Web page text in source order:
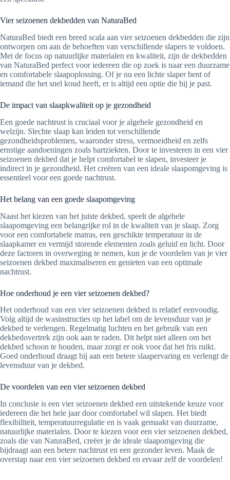
Vier seizoenen dekbedden van NaturaBed
NaturaBed biedt een breed scala aan vier seizoenen dekbedden die zijn
ontworpen om aan de behoeften van verschillende slapers te voldoen.
Met de focus op natuurlijke materialen en kwaliteit, zijn de dekbedden
van NaturaBed perfect voor iedereen die op zoek is naar een duurzame
en comfortabele slaapoplossing. Of je nu een lichte slaper bent of
iemand die het snel koud heeft, er is altijd een optie die bij je past.
De impact van slaapkwaliteit op je gezondheid
Een goede nachtrust is cruciaal voor je algehele gezondheid en
welzijn. Slechte slaap kan leiden tot verschillende
gezondheidsproblemen, waaronder stress, vermoeidheid en zelfs
ernstige aandoeningen zoals hartziekten. Door te investeren in een vier
seizoenen dekbed dat je helpt comfortabel te slapen, investeer je
indirect in je gezondheid. Het creëren van een ideale slaapomgeving is
essentieel voor een goede nachtrust.
Het belang van een goede slaapomgeving
Naast het kiezen van het juiste dekbed, speelt de algehele
slaapomgeving een belangrijke rol in de kwaliteit van je slaap. Zorg
voor een comfortabele matras, een geschikte temperatuur in de
slaapkamer en vermijd storende elementen zoals geluid en licht. Door
deze factoren in overweging te nemen, kun je de voordelen van je vier
seizoenen dekbed maximaliseren en genieten van een optimale
nachtrust.
Hoe onderhoud je een vier seizoenen dekbed?
Het onderhoud van een vier seizoenen dekbed is relatief eenvoudig.
Volg altijd de wasinstructies op het label om de levensduur van je
dekbed te verlengen. Regelmatig luchten en het gebruik van een
dekbedovertrek zijn ook aan te raden. Dit helpt niet alleen om het
dekbed schoon te houden, maar zorgt er ook voor dat het fris ruikt.
Goed onderhoud draagt bij aan een betere slaapervaring en verlengt de
levensduur van je dekbed.
De voordelen van een vier seizoenen dekbed
In conclusie is een vier seizoenen dekbed een uitstekende keuze voor
iedereen die het hele jaar door comfortabel wil slapen. Het biedt
flexibiliteit, temperatuurregulatie en is vaak gemaakt van duurzame,
natuurlijke materialen. Door te kiezen voor een vier seizoenen dekbed,
zoals die van NaturaBed, creëer je de ideale slaapomgeving die
bijdraagt aan een betere nachtrust en een gezonder leven. Maak de
overstap naar een vier seizoenen dekbed en ervaar zelf de voordelen!